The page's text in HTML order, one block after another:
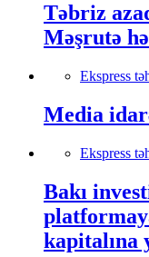
Təbriz
Məşrutə
Ekspress
Media
Ekspress
Bakı
kapitalına